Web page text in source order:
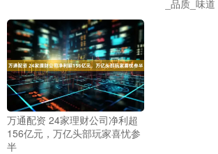
_品质_味道
万通配资 24家理财公司净利超
156亿元，万亿头部玩家喜忧参
半